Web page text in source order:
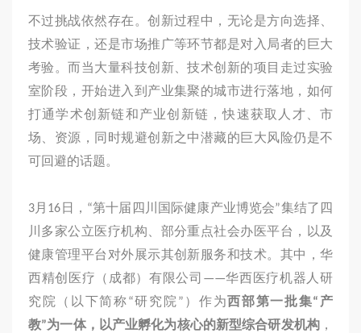
级
触
觉
传
感
与
设
备
医
不过挑战依然存在。创新过程中，无论是方向选择、
技术验证，还是市场推广等环节都是对入局者的巨大
考验。而当大量科技创新、技术创新的项目走过实验
室阶段，开始进入到产业集聚的城市进行落地，如何
打通学术创新链和产业创新链，快速获取人才、市
场、资源，同时规避创新之中潜藏的巨大风险仍是不
可回避的话题。
3月16日，“第十届四川国际健康产业博览会”集结了四
川多家公立医疗机构、部分重点社会办医平台，以及
健康管理平台对外展示其创新服务和技术。其中，华
西精创医疗（成都）有限公司——华西医疗机器人研
究院（以下简称“研究院”）作为 西部第一批集“产
教”为一体，以产业孵化为核心的新型综合研发机构 ，